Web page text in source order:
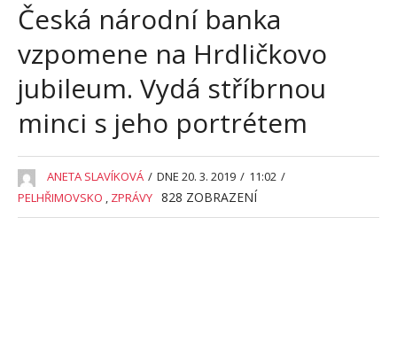
Česká národní banka
vzpomene na Hrdličkovo
jubileum. Vydá stříbrnou
minci s jeho portrétem
ANETA SLAVÍKOVÁ / DNE 20. 3. 2019 / 11:02 /
PELHŘIMOVSKO , ZPRÁVY 828 ZOBRAZENÍ